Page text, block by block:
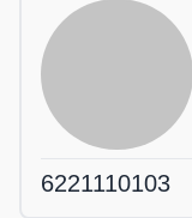
6221110103